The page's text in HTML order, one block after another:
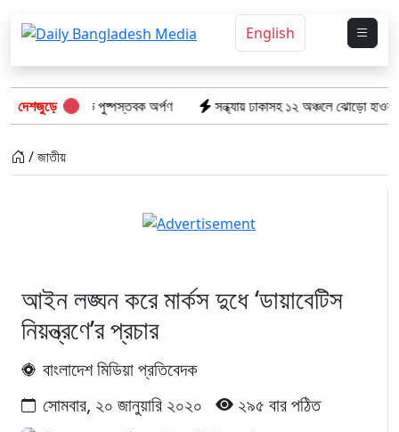
English
দেশজুড়েপুষ্পস্তবক অর্পণ সন্ধ্যায় ঢাকাসহ ১২ অঞ্চলে ঝোড়ো হাওয়ার শঙ্কা,
/ জাতীয়
আইন লঙ্ঘন করে মার্কস দুধে ‘ডায়াবেটিস
নিয়ন্ত্রণে’র প্রচার
বাংলাদেশ মিডিয়া প্রতিবেদক
সোমবার, ২০ জানুয়ারি ২০২০
২৯৫ বার পঠিত